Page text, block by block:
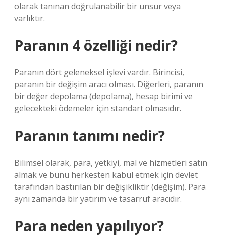
olarak tanınan doğrulanabilir bir unsur veya
varlıktır.
Paranın 4 özelliği nedir?
Paranın dört geleneksel işlevi vardır. Birincisi,
paranın bir değişim aracı olması. Diğerleri, paranın
bir değer depolama (depolama), hesap birimi ve
gelecekteki ödemeler için standart olmasıdır.
Paranın tanımı nedir?
Bilimsel olarak, para, yetkiyi, mal ve hizmetleri satın
almak ve bunu herkesten kabul etmek için devlet
tarafından bastırılan bir değişikliktir (değişim). Para
aynı zamanda bir yatırım ve tasarruf aracıdır.
Para neden yapılıyor?